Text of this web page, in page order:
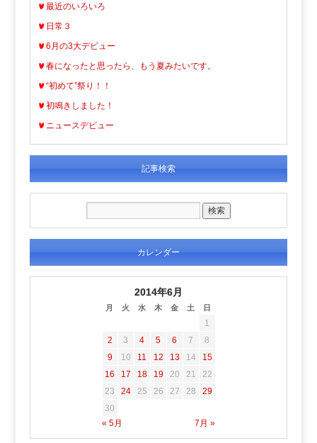
最近のいろいろ
日常３
6月の3大デビュー
春になったと思ったら、もう夏みたいです。
“初めて”祭り！！
初鳴きしました！
ニュースデビュー
記事検索
カレンダー
2014年6月
月 火 水 木 金 土 日
« 5月 7月 »
1
2
3 4 5 6 7
8
9
10 11 12 13 14
15
16
17 18 19 20 21
22
23
24 25 26 27 28
29
30